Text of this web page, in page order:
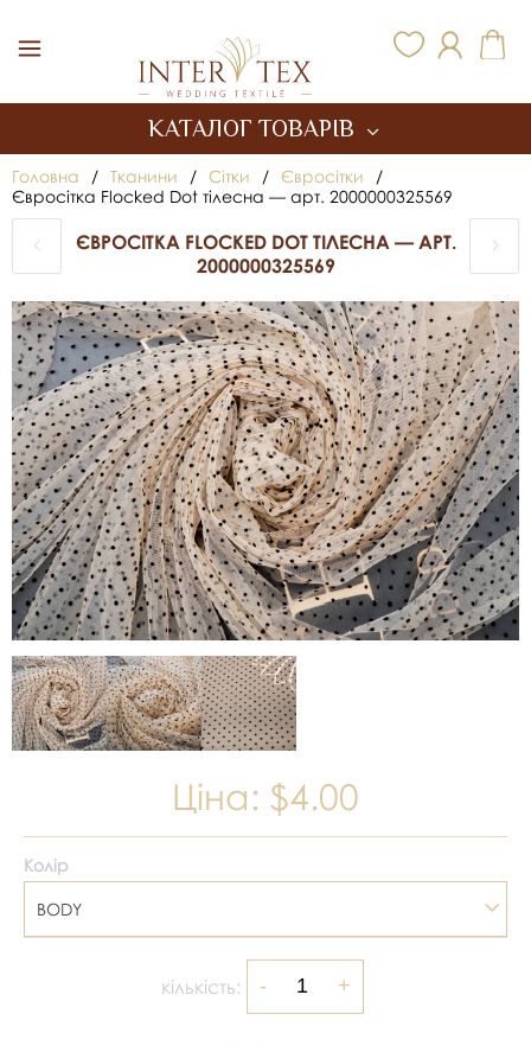
КАТАЛОГ ТОВАРІВ
Головна / Тканини / Сітки / Євросітки
/
Євросітка Flocked Dot тілесна — арт. 2000000325569
ЄВРОСІТКА FLOCKED DOT ТІЛЕСНА — АРТ.
2000000325569
Ціна: $4.00
Колір
BODY
кількість: